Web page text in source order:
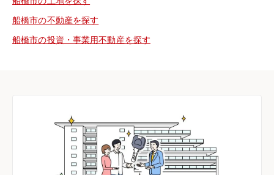
船橋市の不動産を探す
船橋市の投資・事業用不動産を探す